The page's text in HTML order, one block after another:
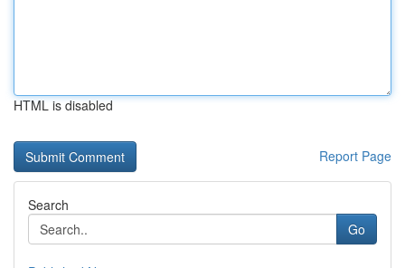
HTML is disabled
Report Page
Search
Go